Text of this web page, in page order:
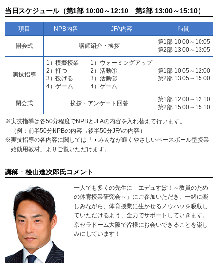
当日スケジュール（第1部 10:00～12:10 第2部 13:00～15:10）
項目 NPB内容 JFA内容 時間
開会式 講師紹介・挨拶
第1部 10:00～10:05
第2部 13:00～13:05
実技指導
1）模擬授業
2）打つ
3）投げる
4）ゲーム
1）ウォーミングアップ
2）活動①
3）活動②
4）ゲーム
第1部 10:05～12:00
第2部 13:05～15:00
閉会式 挨拶・アンケート回答
第1部 12:00～12:10
第2部 15:00～15:10
※実技指導は各50分程度でNPBとJFAの内容を入れ替えて行います。
（例：前半50分NPBの内容→後半50分JFAの内容）
※実技指導の各内容に関しては「
みんなが輝くやさしいベースボール型授業
始動用教材 」よりご覧いただけます。
講師・桧山進次郎氏コメント
一人でも多くの先生に「エデュすぽ！～教員のため
の体育授業研究会～」にご参加いただき、一緒に楽
しみながら、体育授業に生かせるノウハウを吸収し
ていただけるよう、全力でサポートしていきます。
京セラドーム大阪で皆様にお会いできることを楽し
みにしています！